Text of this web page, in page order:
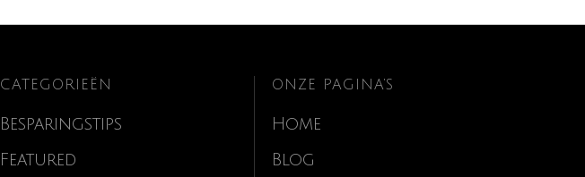
CATEGORIEËN
Besparingstips
Featured
ONZE PAGINA’S
Home
Blog